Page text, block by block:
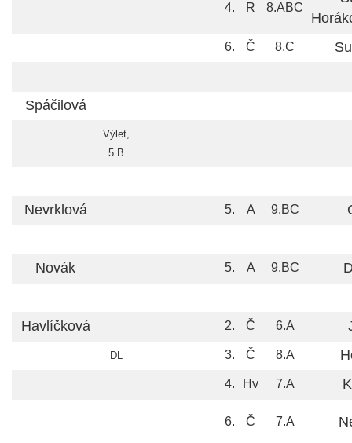
4. R 8.ABC
6. Č 8.C
Spáčilová
Výlet,
5.B
Nevrklová 5. A 9.BC
Novák 5. A 9.BC
Havlíčková 2. Č 6.A
DL 3. Č 8.A
4. Hv 7.A
6. Č 7.A